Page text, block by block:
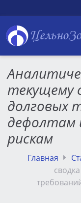
текущему
долговых
дефолтам
рискам
Главная